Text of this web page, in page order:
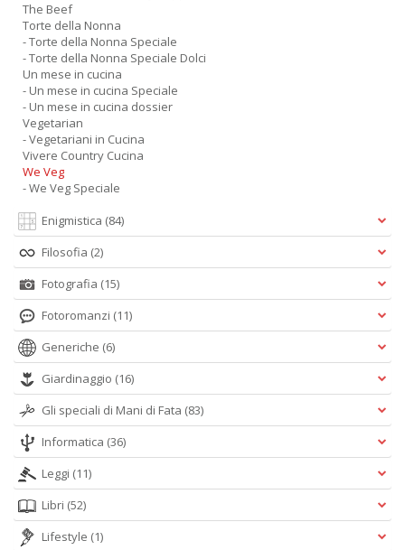
The Beef
Torte della Nonna
- Torte della Nonna Speciale
- Torte della Nonna Speciale Dolci
Un mese in cucina
- Un mese in cucina Speciale
- Un mese in cucina dossier
Vegetarian
- Vegetariani in Cucina
Vivere Country Cucina
We Veg
- We Veg Speciale
Enigmistica (84)
Filosofia (2)
Fotografia (15)
Fotoromanzi (11)
Generiche (6)
Giardinaggio (16)
Gli speciali di Mani di Fata (83)
Informatica (36)
Leggi (11)
Libri (52)
Lifestyle (1)